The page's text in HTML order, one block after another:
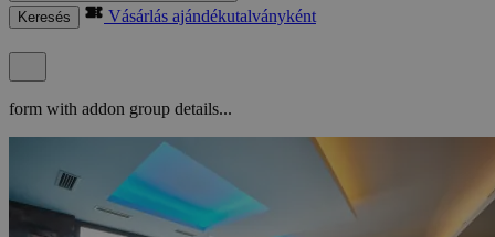
Keresés
Vásárlás ajándékutalványként
form with addon group details...